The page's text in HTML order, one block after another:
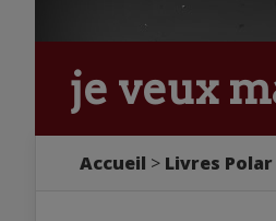
je veux
Accueil Livres Polar